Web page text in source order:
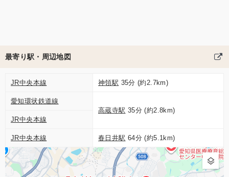
最寄り駅・周辺地図
JR中央本線 神領駅 35分 (約2.7km)
愛知環状鉄道線
高蔵寺駅 35分 (約2.8km)
JR中央本線
JR中央本線 春日井駅 64分 (約5.1km)